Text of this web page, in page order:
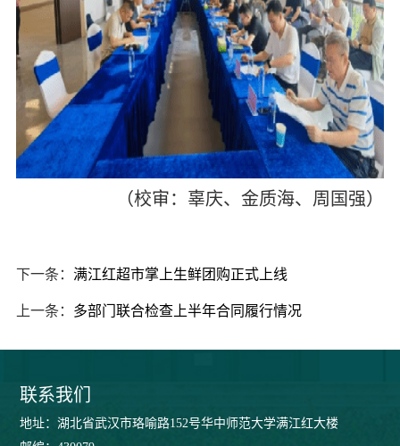
（校审：辜庆、金质海、周国强）
下一条： 满江红超市掌上生鲜团购正式上线
上一条： 多部门联合检查上半年合同履行情况
联系我们
地址：湖北省武汉市珞喻路152号华中师范大学满江红大楼